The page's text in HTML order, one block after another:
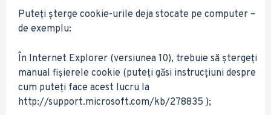
Puteți șterge cookie-urile deja stocate pe computer –
de exemplu:
În Internet Explorer (versiunea 10), trebuie să ștergeți
manual fișierele cookie (puteți găsi instrucțiuni despre
cum puteți face acest lucru la
http://support.microsoft.com/kb/278835 );